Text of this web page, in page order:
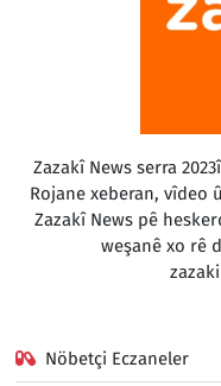
Zazakî News serra
Rojane xeberan, vîdeo
Zazakî News pê
weşanê xo rê
Nöbetçi Eczaneler